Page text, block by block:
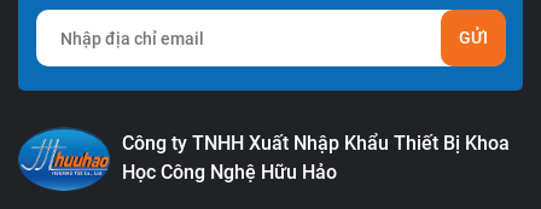
GỬI
Công ty TNHH Xuất Nhập Khẩu Thiết Bị Khoa
Học Công Nghệ Hữu Hảo